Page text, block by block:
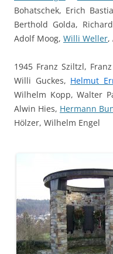
Bohatschek, Erich
Berthold Golda,
Adolf Moog, Willi Weller,
1945 Franz Sziltzl,
Willi Guckes, Helmut
Wilhelm Kopp, Walter
Alwin Hies, Hermann
Hölzer, Wilhelm Engel